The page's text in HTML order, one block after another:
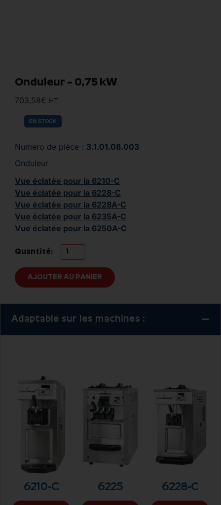
Onduleur – 0,75 kW
703,58€ HT
EN STOCK
Numero de pièce : 3.1.01.08.003
Onduleur
Vue éclatée pour la 6210-C
Vue éclatée pour la 6228-C
Vue éclatée pour la 6228A-C
Vue éclatée pour la 6235A-C
Vue éclatée pour la 6250A-C
Quantité:
AJOUTER AU PANIER
Adaptable sur les machines :
6210-C 6225 6228-C